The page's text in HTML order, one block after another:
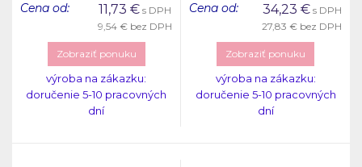
Cena od: 11,73 € s DPH
9,54 € bez DPH
Zobraziť ponuku
výroba na zákazku:
doručenie 5-10 pracovných
dní
Cena od: 34,23 € s DPH
27,83 € bez DPH
Zobraziť ponuku
výroba na zákazku:
doručenie 5-10 pracovných
dní